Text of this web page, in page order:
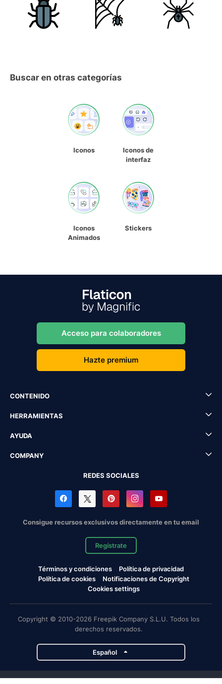
Buscar en otras categorías
Iconos
Iconos de
interfaz
Iconos
Animados
Stickers
Acceso para colaboradores
Hazte premium
CONTENIDO
HERRAMIENTAS
AYUDA
COMPANY
REDES SOCIALES
Consigue recursos exclusivos directamente en tu email
Regístrate
Términos y condiciones
Política de privacidad
Política de cookies
Notificaciones de Copyright
Cookies settings
Copyright © 2010-2026 Freepik Company S.L.U. Todos los
derechos reservados.
Español